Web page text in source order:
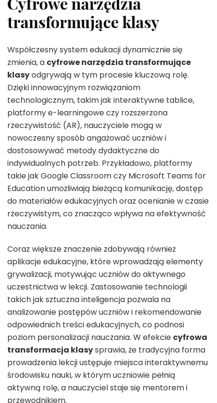
transformujące klasy
Współczesny system edukacji dynamicznie się
zmienia, a cyfrowe narzędzia transformujące
klasyodgrywają w tym procesie kluczową rolę.
Dzięki innowacyjnym rozwiązaniom
technologicznym, takim jak interaktywne tablice,
platformy e-learningowe czy rozszerzona
rzeczywistość (AR), nauczyciele mogą w
nowoczesny sposób angażować uczniów i
dostosowywać metody dydaktyczne do
indywidualnych potrzeb. Przykładowo, platformy
takie jak Google Classroom czy Microsoft Teams for
Education umożliwiają bieżącą komunikację, dostęp
do materiałów edukacyjnych oraz ocenianie w czasie
rzeczywistym, co znacząco wpływa na efektywność
nauczania.
Coraz większe znaczenie zdobywają również
aplikacje edukacyjne, które wprowadzają elementy
grywalizacji, motywując uczniów do aktywnego
uczestnictwa w lekcji. Zastosowanie technologii
takich jak sztuczna inteligencja pozwala na
analizowanie postępów uczniów i rekomendowanie
odpowiednich treści edukacyjnych, co podnosi
poziom personalizacji nauczania. W efekcie cyfrowa
transformacja klasysprawia, że tradycyjna forma
prowadzenia lekcji ustępuje miejsca interaktywnemu
środowisku nauki, w którym uczniowie pełnią
aktywną rolę, a nauczyciel staje się mentorem i
przewodnikiem.